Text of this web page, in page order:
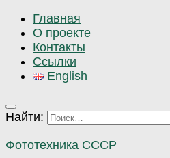
Главная
О проекте
Контакты
Ссылки
English
Найти:
Фототехника СССР